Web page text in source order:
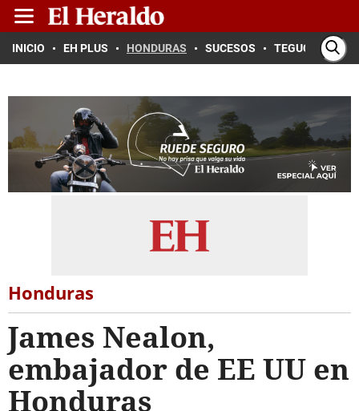
INICIO EH PLUS HONDURAS SUCESOS TEGUCIGALPA
Honduras
James Nealon,
embajador de EE UU en
Honduras